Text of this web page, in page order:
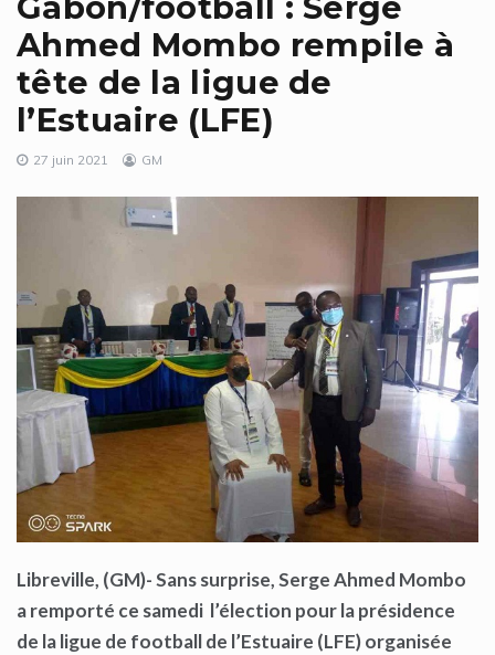
Ahmed Mombo rempile à
tête de la ligue de
l’Estuaire (LFE)
27 juin 2021 GM
Libreville, (GM)- Sans surprise, Serge Ahmed Mombo
a remporté ce samedi l’élection pour la présidence
de la ligue de football de l’Estuaire (LFE) organisée